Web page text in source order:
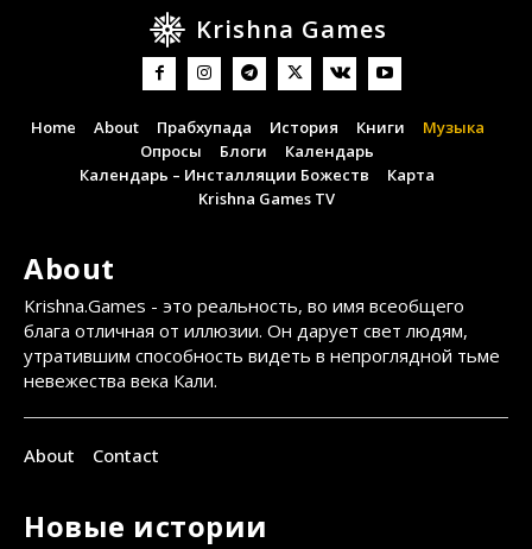
Krishna Games
Home About Прабхупада История Книги
Музыка
Опросы
Блоги
Календарь
Календарь – Инсталляции Божеств
Карта
Krishna Games TV
About
Krishna.Games - это реальность, во имя всеобщего
блага отличная от иллюзии. Он дарует свет людям,
утратившим способность видеть в непроглядной тьме
невежества века Кали.
About Contact
Новые истории